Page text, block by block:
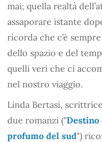
mai; quella realtà
assaporare istante
ricorda che c’è
dello spazio e del
quelli veri che ci
nel nostro viaggio.
Linda Bertasi,
due romanzi ("Destino
profumo del sud")